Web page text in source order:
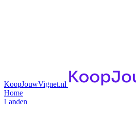
KoopJouwVignet.nl
Home
Landen